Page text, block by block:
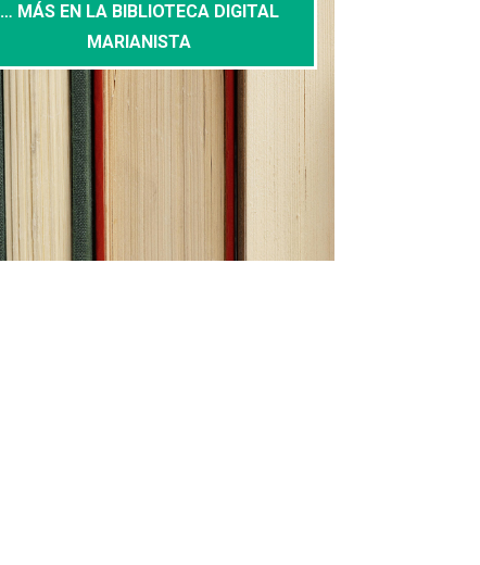
… MÁS EN LA BIBLIOTECA DIGITAL
MARIANISTA